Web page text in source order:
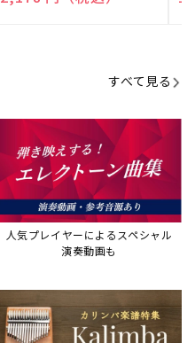
すべて見る
人気プレイヤーによるスペシャル
演奏動画も